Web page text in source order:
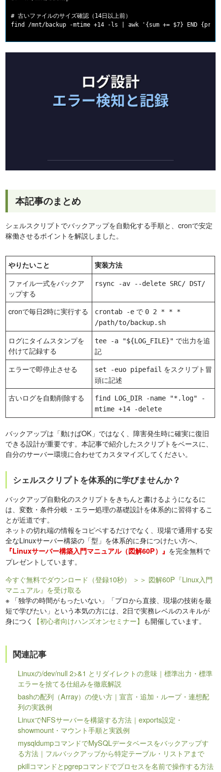
# 古いファイルのサイズ確認（14日以上前）
本記事のまとめ
シェルスクリプトでバックアップを自動化する手順と、cronで安定
稼働させるポイントを解説しました。
やりたいこと 実装方法
ファイル一式をバックア
ップする
rsync -av --delete SRC/ DST/
cronで毎日2時に実行する crontab -e で 0 2 * * *
/path/to/backup.sh
ログにタイムスタンプを
付けて記録する
tee -a "${LOG_FILE}" で出力を追
記
エラーで即停止させる
set -euo pipefail をスクリプト冒
頭に記述
古いログを自動削除する
find LOG_DIR -name "*.log" -
mtime +14 -delete
バックアップは「動けばOK」ではなく、障害発生時に確実に復旧
できる設計が重要です。本記事で紹介したスクリプトをベースに、
自分のサーバー環境に合わせてカスタマイズしてください。
シェルスクリプトを体系的に学びませんか？
バックアップ自動化のスクリプトをきちんと書けるようになるに
は、変数・条件分岐・エラー処理の基礎設計を体系的に習得するこ
とが近道です。
ネットの切れ端の情報をコピペするだけでなく、現場で通用する安
全なLinuxサーバー構築の「型」を体系的に身につけたい方へ、
『Linuxサーバー構築入門マニュアル（図解60P）』 を完全無料で
プレゼントしています。
今すぐ無料でダウンロード（登録10秒）
＞＞ 図解60P『Linux入門
マニュアル』を受け取る
※ 「独学の時間がもったいない」「プロから直接、現場の技術を最
短で学びたい」という本気の方には、2日で実務レベルのスキルが
身につく
【初心者向けハンズオンセミナー】 も開催しています。
関連記事
Linuxの/dev/null 2>&1 とリダイレクトの意味｜標準出力・標準
エラーを捨てる仕組みを徹底解説
bashの配列（Array）の使い方｜宣言・追加・ループ・連想配
列の実践例
LinuxでNFSサーバーを構築する方法｜exports設定・
showmount・マウント手順と実践例
mysqldumpコマンドでMySQLデータベースをバックアップす
る方法｜フルバックアップから特定テーブル・リストアまで
pkillコマンドとpgrepコマンドでプロセスを名前で操作する方法